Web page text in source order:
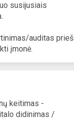
susijusiais
auditas prieš
įmonė.
keitimas -
didinimas /